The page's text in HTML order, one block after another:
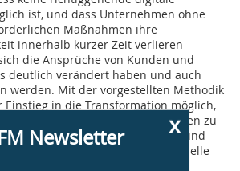
ist, und dass Unternehmen ohne
Maßnahmen ihre
innerhalb kurzer Zeit verlieren
die Ansprüche von Kunden und
deutlich verändert haben und auch
werden. Mit der vorgestellten Methodik
in die Transformation möglich,
Potenziale erkennen und heben zu
nicht an einem Tag erbaut und
Branchen zeigen, dass schnelle
mit der Transformation
x
Newsletter